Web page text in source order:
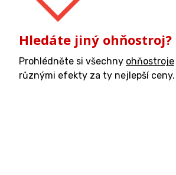
Hledáte jiný ohňostroj?
Prohlédněte si všechny ohňostroje
různými efekty za ty nejlepší ceny.